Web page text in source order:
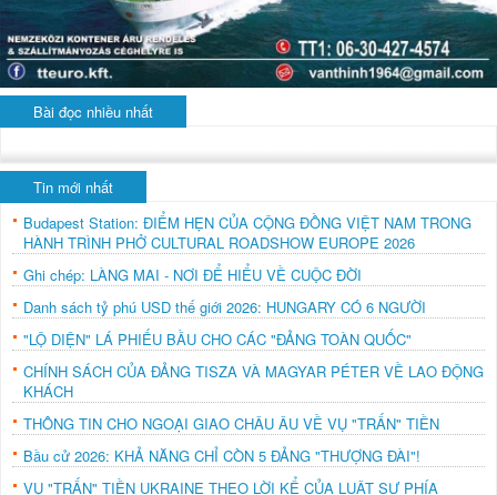
Bài đọc nhiều nhất
Tin mới nhất
Budapest Station: ĐIỂM HẸN CỦA CỘNG ĐỒNG VIỆT NAM TRONG
HÀNH TRÌNH PHỞ CULTURAL ROADSHOW EUROPE 2026
Ghi chép: LÀNG MAI - NƠI ĐỂ HIỂU VỀ CUỘC ĐỜI
Danh sách tỷ phú USD thế giới 2026: HUNGARY CÓ 6 NGƯỜI
"LỘ DIỆN" LÁ PHIẾU BẦU CHO CÁC "ĐẢNG TOÀN QUỐC"
CHÍNH SÁCH CỦA ĐẢNG TISZA VÀ MAGYAR PÉTER VỀ LAO ĐỘNG
KHÁCH
THÔNG TIN CHO NGOẠI GIAO CHÂU ÂU VỀ VỤ "TRẤN" TIỀN
Bầu cử 2026: KHẢ NĂNG CHỈ CÒN 5 ĐẢNG "THƯỢNG ĐÀI"!
VỤ "TRẤN" TIỀN UKRAINE THEO LỜI KỂ CỦA LUẬT SƯ PHÍA